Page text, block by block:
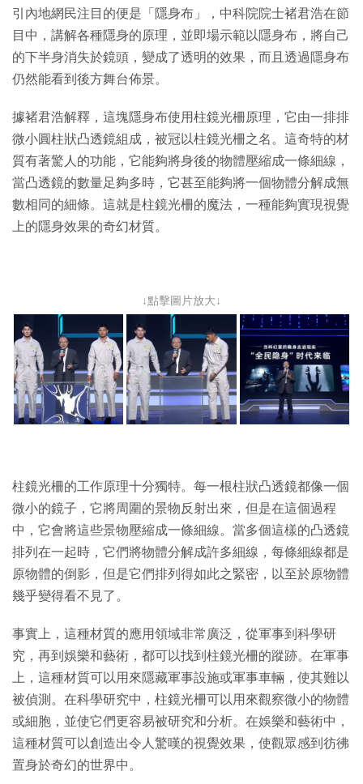
引內地網民注目的便是「隱身布」，中科院院士褚君浩在節
目中，講解各種隱身的原理，並即場示範以隱身布，將自己
的下半身消失於鏡頭，變成了透明的效果，而且透過隱身布
仍然能看到後方舞台佈景。
據褚君浩解釋，這塊隱身布使用柱鏡光柵原理，它由一排排
微小圓柱狀凸透鏡組成，被冠以柱鏡光柵之名。這奇特的材
質有著驚人的功能，它能夠將身後的物體壓縮成一條細線，
當凸透鏡的數量足夠多時，它甚至能夠將一個物體分解成無
數相同的細條。這就是柱鏡光柵的魔法，一種能夠實現視覺
上的隱身效果的奇幻材質。
↓點擊圖片放大↓
柱鏡光柵的工作原理十分獨特。每一根柱狀凸透鏡都像一個
微小的鏡子，它將周圍的景物反射出來，但是在這個過程
中，它會將這些景物壓縮成一條細線。當多個這樣的凸透鏡
排列在一起時，它們將物體分解成許多細線，每條細線都是
原物體的倒影，但是它們排列得如此之緊密，以至於原物體
幾乎變得看不見了。
事實上，這種材質的應用領域非常廣泛，從軍事到科學研
究，再到娛樂和藝術，都可以找到柱鏡光柵的蹤跡。在軍事
上，這種材質可以用來隱藏軍事設施或軍事車輛，使其難以
被偵測。在科學研究中，柱鏡光柵可以用來觀察微小的物體
或細胞，並使它們更容易被研究和分析。在娛樂和藝術中，
這種材質可以創造出令人驚嘆的視覺效果，使觀眾感到彷彿
置身於奇幻的世界中。